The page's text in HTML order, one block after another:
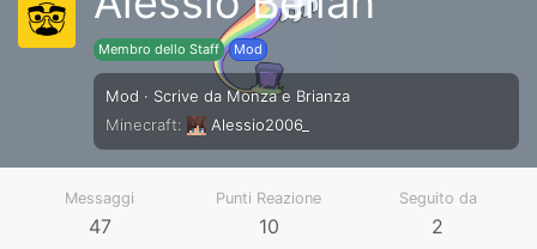
Membro dello Staff Mod
Mod · Scrive da Monza e Brianza
Minecraft
Alessio2006_
Messaggi
47
Punti Reazione
10
Seguito da
2